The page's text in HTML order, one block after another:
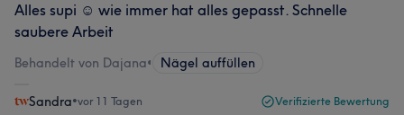
Alles supi ☺️ wie immer hat alles gepasst. Schnelle
saubere Arbeit
Behandelt von Dajana• Nägel auffüllen
Sandra•vor 11 Tagen Verifizierte Bewertung